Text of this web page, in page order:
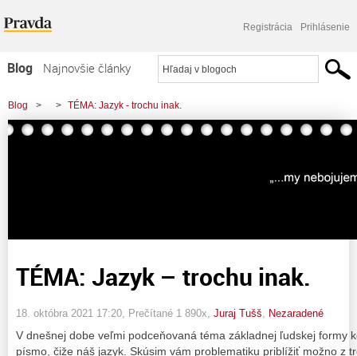
Registrácia Prihlásenie
Blog
Najnovšie články
Najčítanejšie články
Najkomentovanejšie články
Blog > > TÉMA: Jazyk - trochu inak.
TÉMA: Jazyk – trochu inak.
18. októbra 2021 17:20 , Prečítané 1 890x, Juraj Tušš Nezaradené
V dnešnej dobe veľmi podceňovaná téma základnej ľudskej formy
písmo, čiže náš jazyk. Skúsim vám problematiku priblížiť možno z